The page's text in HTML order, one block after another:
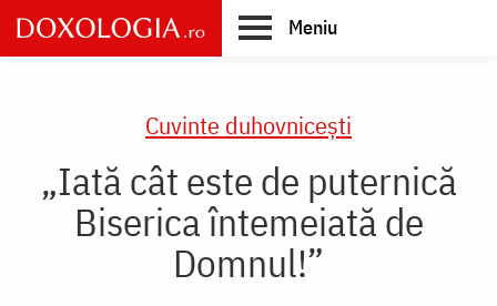
Skip
to
main
Meniu
Cuvinte duhovnicești
„Iată cât este de puternică
Biserica întemeiată de
Domnul!”